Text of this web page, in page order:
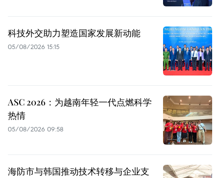
科技外交助力塑造国家发展新动能
05/08/2026 15:15
ASC 2026：为越南年轻一代点燃科学
热情
05/08/2026 09:58
海防市与韩国推动技术转移与企业支